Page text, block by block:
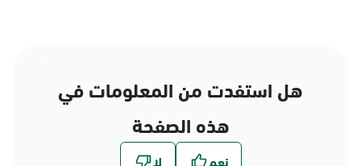
هل استفدت من المعلومات في
هذه الصفحة